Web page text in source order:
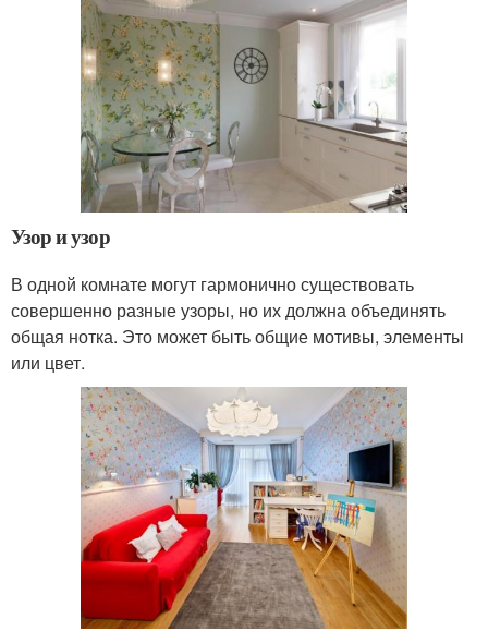
Узор и узор
В одной комнате могут гармонично существовать
совершенно разные узоры, но их должна объединять
общая нотка. Это может быть общие мотивы, элементы
или цвет.